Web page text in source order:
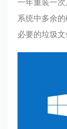
系统中多余
必要的垃圾文